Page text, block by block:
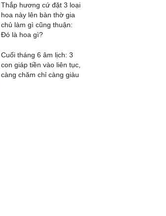
Thắp hương cứ đặt 3 loại
hoa này lên bàn thờ gia
chủ làm gì cũng thuận:
Đó là hoa gì?
Cuối tháng 6 âm lịch: 3
con giáp tiền vào liên tục,
càng chăm chỉ càng giàu